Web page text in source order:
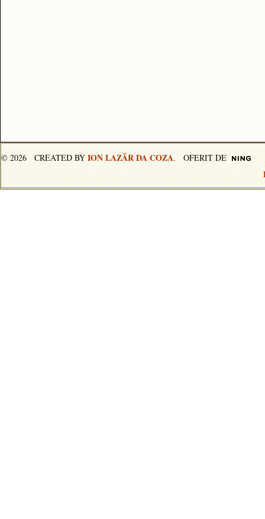
© 2026 CREATED BY ION LAZĂR DA COZA. OFERIT DE